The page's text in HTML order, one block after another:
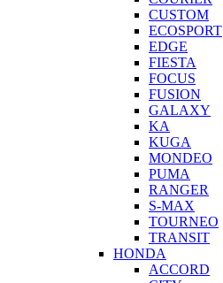
CUSTOM
ECOSPORT
EDGE
FIESTA
FOCUS
FUSION
GALAXY
KA
KUGA
MONDEO
PUMA
RANGER
S-MAX
TOURNEO
TRANSIT
HONDA
ACCORD